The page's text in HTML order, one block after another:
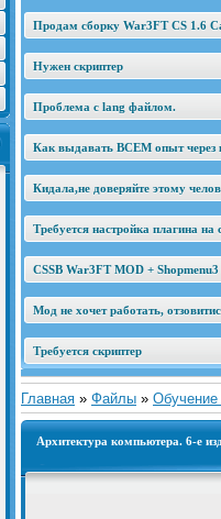
Продам сборку War3FT CS 1.6
Нужен скриптер
Проблема с lang файлом.
Как выдавать ВСЕМ опыт через
Кидала,не доверяйте этому
Требуется настройка плагина на
CSSB War3FT MOD +
Мод не хочет работать,
Требуется скриптер
Главная » Файлы » Обучение
Архитектура компьютера. 6-е